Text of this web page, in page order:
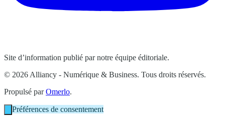
Site d’information publié par notre équipe éditoriale.
© 2026 Alliancy - Numérique & Business. Tous droits réservés.
Propulsé parOmerlo.
Préférences de consentement